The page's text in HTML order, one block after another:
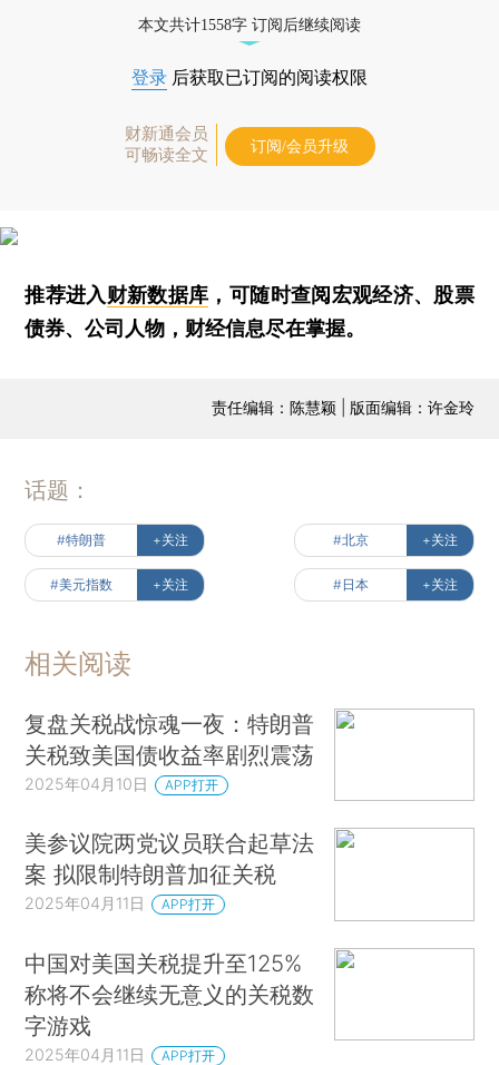
本文共计1558字 订阅后继续阅读
登录 后获取已订阅的阅读权限
财新通会员
可畅读全文
订阅/会员升级
推荐进入财新数据库 ，可随时查阅宏观经济、股票
债券、公司人物，财经信息尽在掌握。
责任编辑：陈慧颖 | 版面编辑：许金玲
话题：
#特朗普 +关注 #北京 +关注
#美元指数 +关注 #日本 +关注
相关阅读
复盘关税战惊魂一夜：特朗普
关税致美国债收益率剧烈震荡
2025年04月10日 APP打开
美参议院两党议员联合起草法
案 拟限制特朗普加征关税
2025年04月11日 APP打开
中国对美国关税提升至125%
称将不会继续无意义的关税数
字游戏
2025年04月11日 APP打开